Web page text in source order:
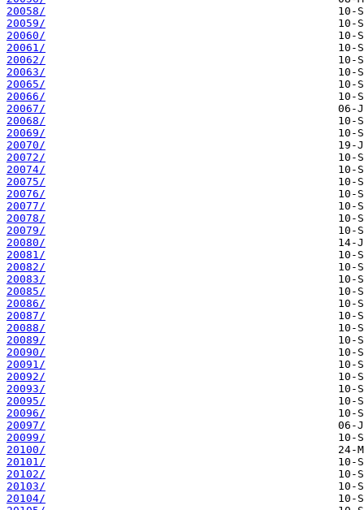
20058/
20059/
20060/
20061/
20062/
20063/
20065/
20066/
20067/
20068/
20069/
20070/
20072/
20074/
20075/
20076/
20077/
20078/
20079/
20080/
20081/
20082/
20083/
20085/
20086/
20087/
20088/
20089/
20090/
20091/
20092/
20093/
20095/
20096/
20097/
20099/
20100/
20101/
20102/
20103/
20104/